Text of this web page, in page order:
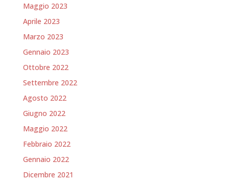
Maggio 2023
Aprile 2023
Marzo 2023
Gennaio 2023
Ottobre 2022
Settembre 2022
Agosto 2022
Giugno 2022
Maggio 2022
Febbraio 2022
Gennaio 2022
Dicembre 2021